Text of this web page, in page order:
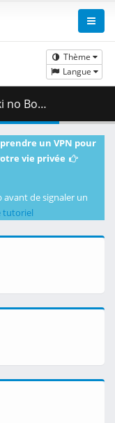
Thème
Langue
( 463.13 MB )
un VPN pour
vie privée
de signaler un
tutoriel